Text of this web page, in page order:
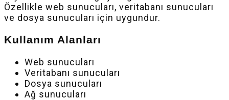
Özellikle web sunucuları, veritabanı sunucuları
ve dosya sunucuları için uygundur.
Kullanım Alanları
Web sunucuları
Veritabanı sunucuları
Dosya sunucuları
Ağ sunucuları